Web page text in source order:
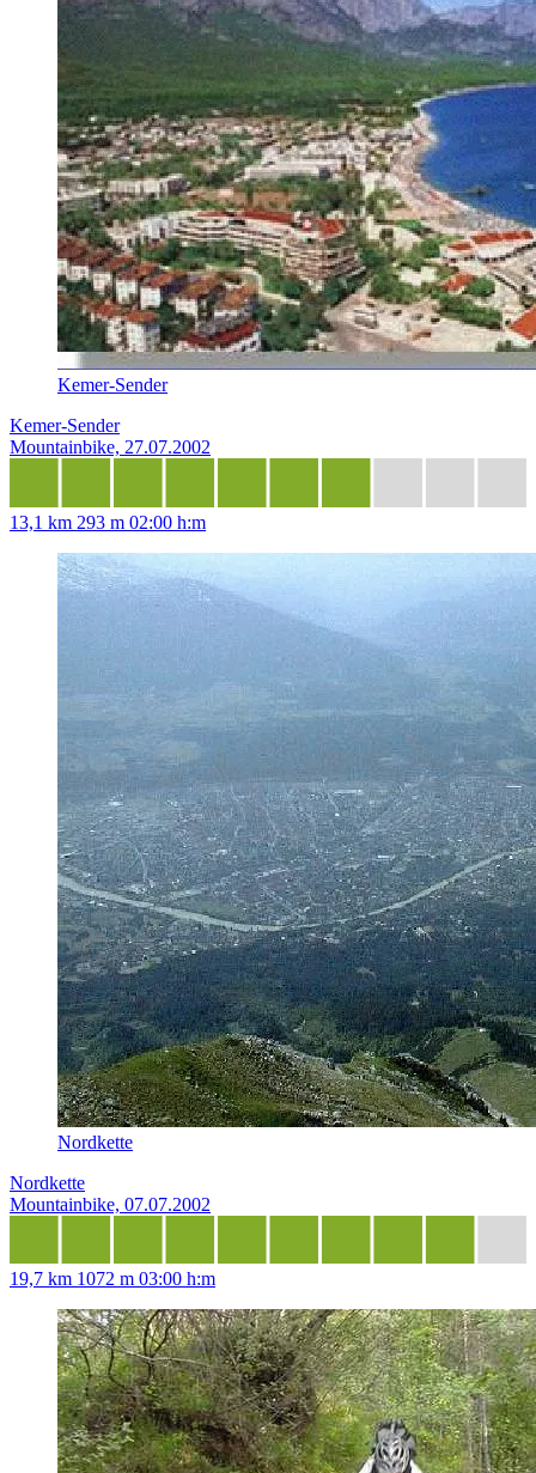
Kemer-Sender
Kemer-Sender
Mountainbike, 27.07.2002
13,1 km 293 m 02:00 h:m
Nordkette
Nordkette
Mountainbike, 07.07.2002
19,7 km 1072 m 03:00 h:m